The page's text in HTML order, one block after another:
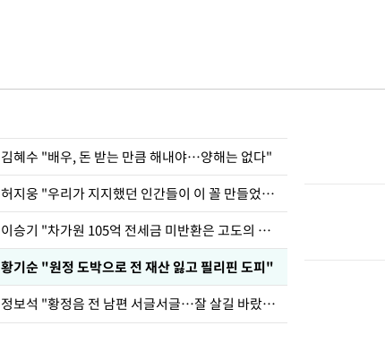
김혜수 "배우, 돈 받는 만큼 해내야…양해는 없다"
허지웅 "우리가 지지했던 인간들이 이 꼴 만들었다"
이승기 "차가원 105억 전세금 미반환은 고도의 사기"
황기순 "원정 도박으로 전 재산 잃고 필리핀 도피"
정보석 "황정음 전 남편 서글서글…잘 살길 바랐는데"